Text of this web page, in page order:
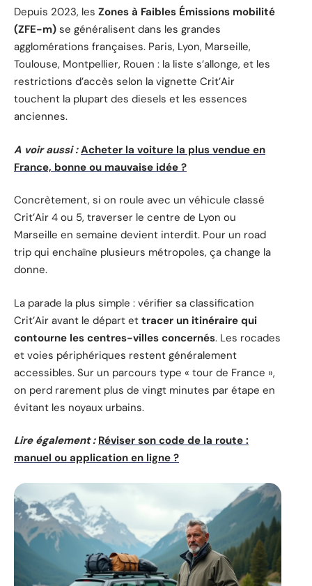
Depuis 2023, les Zones à Faibles Émissions mobilité
(ZFE-m) se généralisent dans les grandes
agglomérations françaises. Paris, Lyon, Marseille,
Toulouse, Montpellier, Rouen : la liste s’allonge, et les
restrictions d’accès selon la vignette Crit’Air
touchent la plupart des diesels et les essences
anciennes.
A voir aussi : Acheter la voiture la plus vendue en
France, bonne ou mauvaise idée ?
Concrètement, si on roule avec un véhicule classé
Crit’Air 4 ou 5, traverser le centre de Lyon ou
Marseille en semaine devient interdit. Pour un road
trip qui enchaîne plusieurs métropoles, ça change la
donne.
La parade la plus simple : vérifier sa classification
Crit’Air avant le départ et tracer un itinéraire qui
contourne les centres-villes concernés. Les rocades
et voies périphériques restent généralement
accessibles. Sur un parcours type « tour de France »,
on perd rarement plus de vingt minutes par étape en
évitant les noyaux urbains.
Lire également : Réviser son code de la route :
manuel ou application en ligne ?